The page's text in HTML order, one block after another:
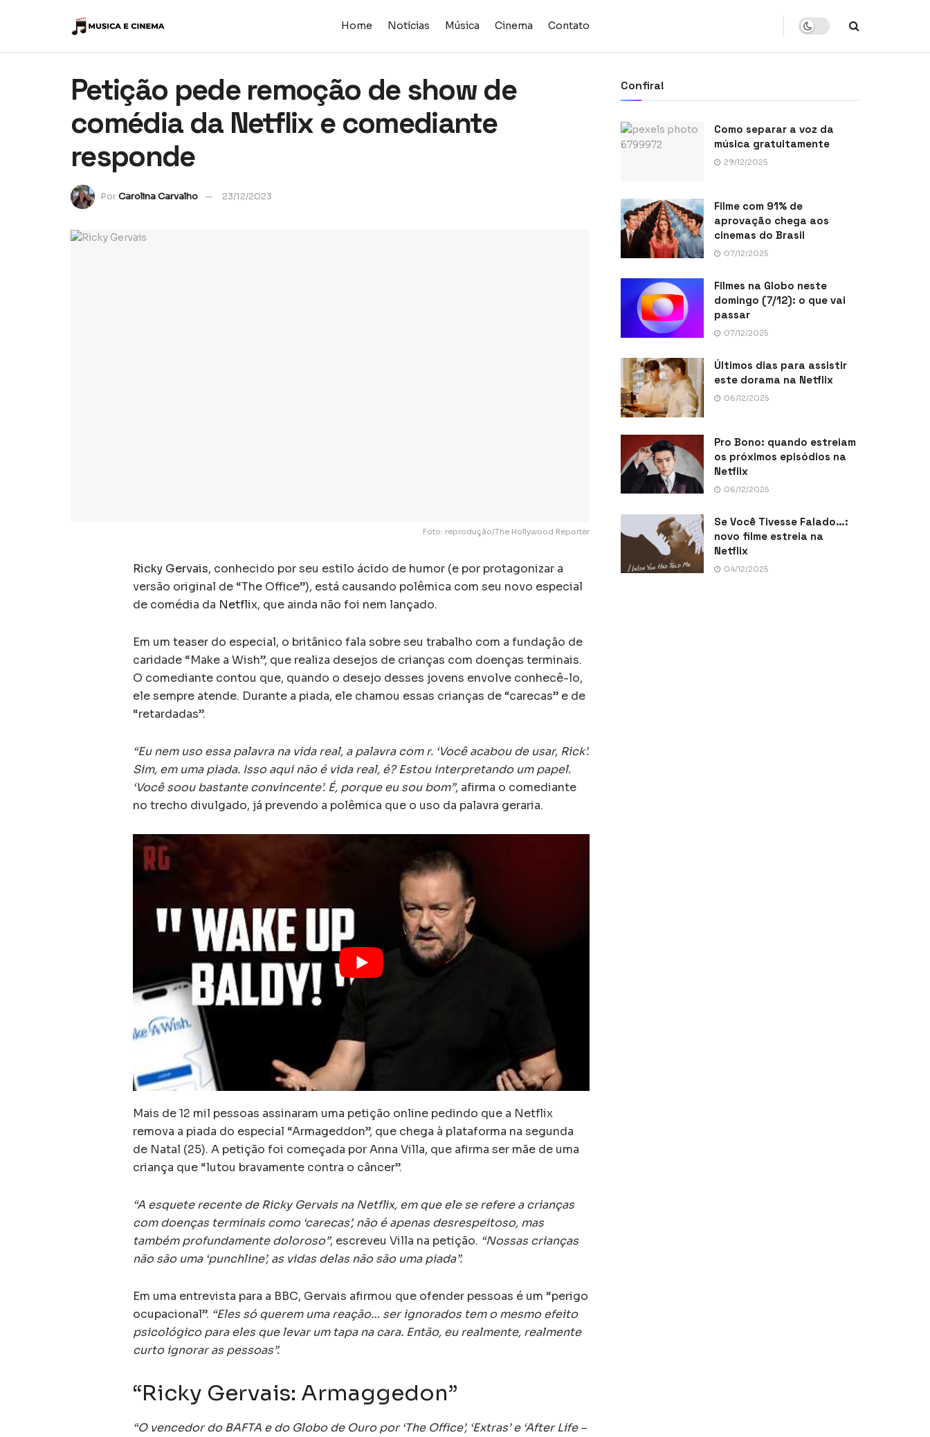
Home Notícias Música Cinema Contato
Petição pede remoção de show de
comédia da Netflix e comediante
responde
PorCarolina Carvalho 23/12/2023
Foto: reprodução/The Hollywood Reporter
Ricky Gervais, conhecido por seu estilo ácido de humor (e por protagonizar a
versão original de “The Office”), está causando polêmica com seu novo especial
de comédia da Netflix, que ainda não foi nem lançado.
Em um teaser do especial, o britânico fala sobre seu trabalho com a fundação de
caridade “Make a Wish”, que realiza desejos de crianças com doenças terminais.
O comediante contou que, quando o desejo desses jovens envolve conhecê-lo,
ele sempre atende. Durante a piada, ele chamou essas crianças de “carecas” e de
“retardadas”.
“Eu nem uso essa palavra na vida real, a palavra com r. ‘Você acabou de usar, Rick’.
Sim, em uma piada. Isso aqui não é vida real, é? Estou interpretando um papel.
‘Você soou bastante convincente’. É, porque eu sou bom”, afirma o comediante
no trecho divulgado, já prevendo a polêmica que o uso da palavra geraria.
Mais de 12 mil pessoas assinaram uma petição online pedindo que a Netflix
remova a piada do especial “Armageddon”, que chega à plataforma na segunda
de Natal (25). A petição foi começada por Anna Villa, que afirma ser mãe de uma
criança que “lutou bravamente contra o câncer”.
“A esquete recente de Ricky Gervais na Netflix, em que ele se refere a crianças
com doenças terminais como ‘carecas’, não é apenas desrespeitoso, mas
também profundamente doloroso”, escreveu Villa na petição. “Nossas crianças
não são uma ‘punchline’, as vidas delas não são uma piada”.
Em uma entrevista para a BBC, Gervais afirmou que ofender pessoas é um “perigo
ocupacional”. “Eles só querem uma reação… ser ignorados tem o mesmo efeito
psicológico para eles que levar um tapa na cara. Então, eu realmente, realmente
curto ignorar as pessoas”.
“Ricky Gervais: Armaggedon”
“O vencedor do BAFTA e do Globo de Ouro por ‘The Office’, ‘Extras’ e ‘After Life –
Confira!
Como separar a voz da
música gratuitamente
29/12/2025
Filme com 91% de
aprovação chega aos
cinemas do Brasil
07/12/2025
Filmes na Globo neste
domingo (7/12): o que vai
passar
07/12/2025
Últimos dias para assistir
este dorama na Netflix
06/12/2025
Pro Bono: quando estreiam
os próximos episódios na
Netflix
06/12/2025
Se Você Tivesse Falado…:
novo filme estreia na
Netflix
04/12/2025